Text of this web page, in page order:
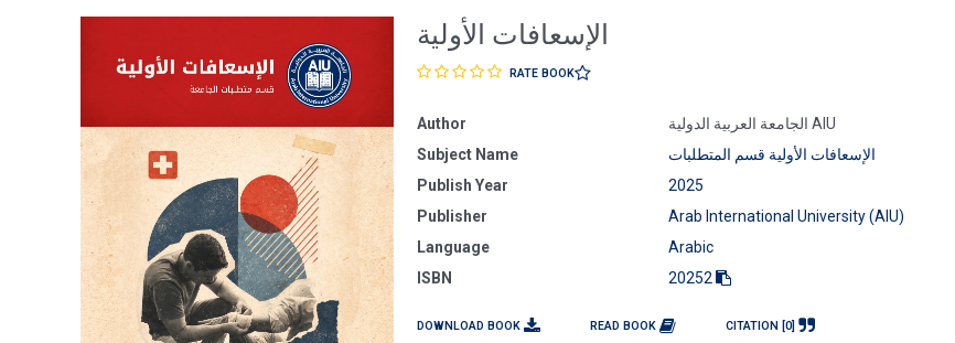
الإسعافات الأولية
RATE BOOK
Author
الجامعة العربية الدولية AIU
Subject Name
الإسعافات الأولية قسم المتطلبات
Publish Year
2025
Publisher
Arab International University (AIU)
Language
Arabic
ISBN
20252
DOWNLOAD BOOK READ BOOK CITATION [0]